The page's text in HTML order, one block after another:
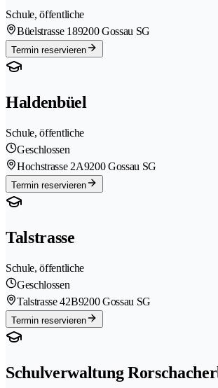
Schule, öffentliche
Büelstrasse 189200 Gossau SG
Termin reservieren
Haldenbüel
Schule, öffentliche
Geschlossen
Hochstrasse 2A9200 Gossau SG
Termin reservieren
Talstrasse
Schule, öffentliche
Geschlossen
Talstrasse 42B9200 Gossau SG
Termin reservieren
Schulverwaltung